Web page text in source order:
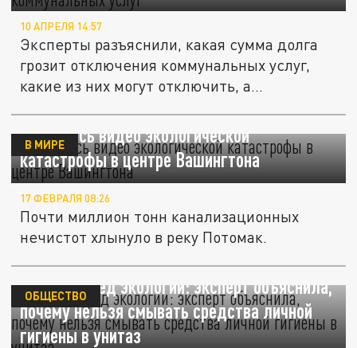
10 АПРЕЛЯ 14:57
Эксперты разъяснили, какая сумма долга
грозит отключения коммунальных услуг,
какие из них могут отключить, а...
Появилось видео экологической
катастрофы в центре Вашингтона
В МИРЕ
17 ФЕВРАЛЯ 08:26
Почти миллион тонн канализационных
нечистот хлынуло в реку Потомак.
Наносит вред экологии: эксперт объяснила,
почему нельзя смывать средства личной
гигиены в унитаз
ОБЩЕСТВО